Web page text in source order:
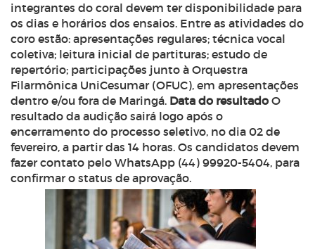
integrantes do coral devem ter disponibilidade para
os dias e horários dos ensaios. Entre as atividades do
coro estão: apresentações regulares; técnica vocal
coletiva; leitura inicial de partituras; estudo de
repertório; participações junto à Orquestra
Filarmônica UniCesumar (OFUC), em apresentações
dentro e/ou fora de Maringá. Data do resultado O
resultado da audição sairá logo após o
encerramento do processo seletivo, no dia 02 de
fevereiro, a partir das 14 horas. Os candidatos devem
fazer contato pelo WhatsApp (44) 99920-5404, para
confirmar o status de aprovação.